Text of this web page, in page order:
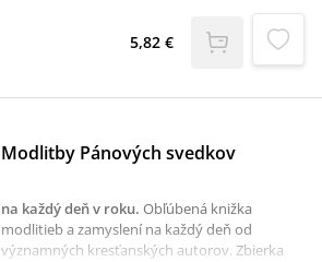
5,82 €
Modlitby Pánových svedkov
na každý deň v roku. Obľúbená knižka
modlitieb a zamyslení na každý deň od
významných kresťanských autorov. Zbierka